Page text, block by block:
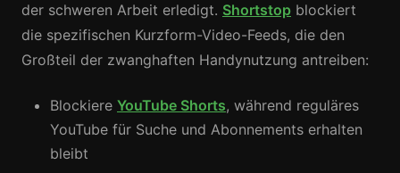
der schweren Arbeit erledigt. Shortstop blockiert
die spezifischen Kurzform-Video-Feeds, die den
Großteil der zwanghaften Handynutzung antreiben:
Blockiere YouTube Shorts, während reguläres
YouTube für Suche und Abonnements erhalten
bleibt